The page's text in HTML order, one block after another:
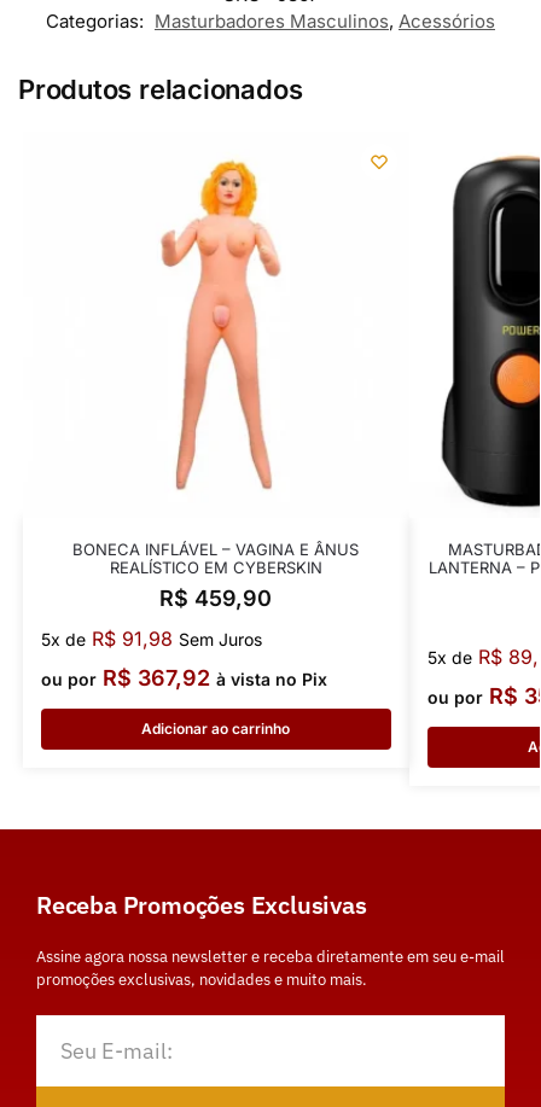
Categorias: Masturbadores Masculinos, Acessórios
Produtos relacionados
BONECA INFLÁVEL – VAGINA E ÂNUS
REALÍSTICO EM CYBERSKIN
R$ 459,90
5x de R$91,98 Sem Juros
ou por R$ 367,92 à vista no Pix
Adicionar ao carrinho
LANTERNA –
5x de R$
ou por R$
Receba Promoções Exclusivas
Assine agora nossa newsletter e receba diretamente em seu e-mail
promoções exclusivas, novidades e muito mais.